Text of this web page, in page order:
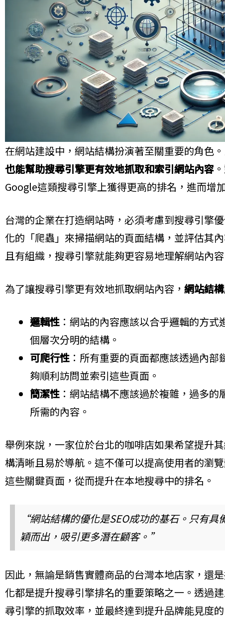
在網站建設中，網站結構扮演著至關重要的角色。
也能幫助搜尋引擎更有效地抓取和索引網站內容
Google這類搜尋引擎上獲得更高的排名，進而增
台灣的企業在打造網站時，必須考慮到搜尋引擎
化的「爬蟲」來掃描網站的頁面結構，並評估其
且有組織，搜尋引擎就能夠更容易地理解網站內
為了讓搜尋引擎更有效地抓取網站內容， 網站結
邏輯性 ：網站的內容應該以合乎邏輯的方
個層次分明的結構。
可爬行性 ：所有重要的頁面都應該透過內
夠順利訪問並索引這些頁面。
簡潔性 ：網站結構不應該過於複雜，過多
所需的內容。
舉例來說，一家位於台北的咖啡店如果希望提升
構清晰且易於導航。這不僅可以提高使用者的瀏
這些關鍵頁面，從而提升在本地搜尋中的排名。
“網站結構的優化是SEO成功的基石。只有
穎而出，吸引更多潛在顧客。”
因此，無論是銷售實體商品的台灣本地店家，還
化都是提升搜尋引擎排名的重要策略之一。透過
尋引擎的抓取效率，並最終達到提升品牌能見度的